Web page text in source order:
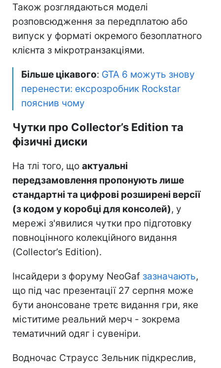
Також розглядаються моделі
розповсюдження за передплатою або
випуск у форматі окремого безоплатного
клієнта з мікротранзакціями.
Більше цікавого: GTA 6 можуть знову
перенести: ексрозробник Rockstar
пояснив чому
Чутки про Collector’s Edition та
фізичні диски
На тлі того, що актуальні
передзамовлення пропонують лише
стандартні та цифрові розширені версії
(з кодом у коробці для консолей), у
мережі з'явилися чутки про підготовку
повноцінного колекційного видання
(Collector’s Edition).
Інсайдери з форуму NeoGaf зазначають,
що під час презентації 27 серпня може
бути анонсоване третє видання гри, яке
міститиме реальний мерч - зокрема
тематичний одяг і сувеніри.
Водночас Страусс Зельник підкреслив,